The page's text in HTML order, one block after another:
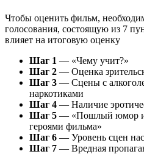
Чтобы оценить фильм,
голосования, состоящую из 7
влияет на итоговую оценку
Шаг 1 — «Чему учит?»
Шаг 2 — Оценка
Шаг 3 — Сцены с
наркотиками
Шаг 4 — Наличие
Шаг 5 — «Пошлый юмор
героями фильма»
Шаг 6 — Уровень сцен
Шаг 7 — Вредная